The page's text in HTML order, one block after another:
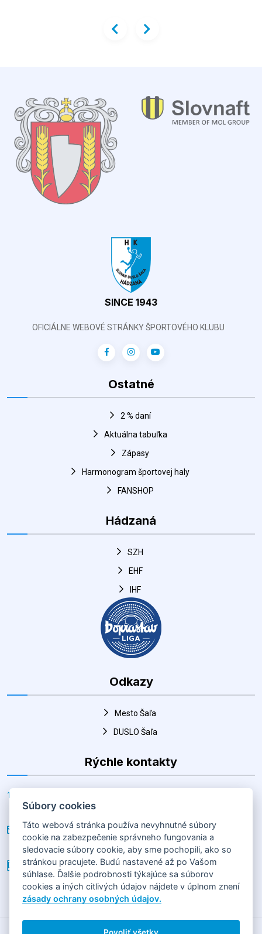
SINCE 1943
OFICIÁLNE WEBOVÉ STRÁNKY ŠPORTOVÉHO KLUBU
Aktuálna tabuľka
Hádzaná
EHF
Odkazy
DUSLO Šaľa
Rýchle kontakty
Horná 30, Šaľa 927 01, Slovenská republika
Telefón
+(421) 903 856 977
2026 HÁDZANÁRSKY KLUB SLOVAN DUSLO ŠAĽAHorná 30,
92701 Šaľa
GDPR|COOKIES
Súbory cookies
Táto webová stránka používa nevyhnutné súbory
cookie na zabezpečenie správneho fungovania a
sledovacie súbory cookie, aby sme pochopili, ako so
stránkou pracujete. Budú nastavené až po Vašom
súhlase. Ďalšie podrobnosti týkajúce sa súborov
cookies a iných citlivých údajov nájdete v úplnom znení
zásady ochrany osobných údajov.